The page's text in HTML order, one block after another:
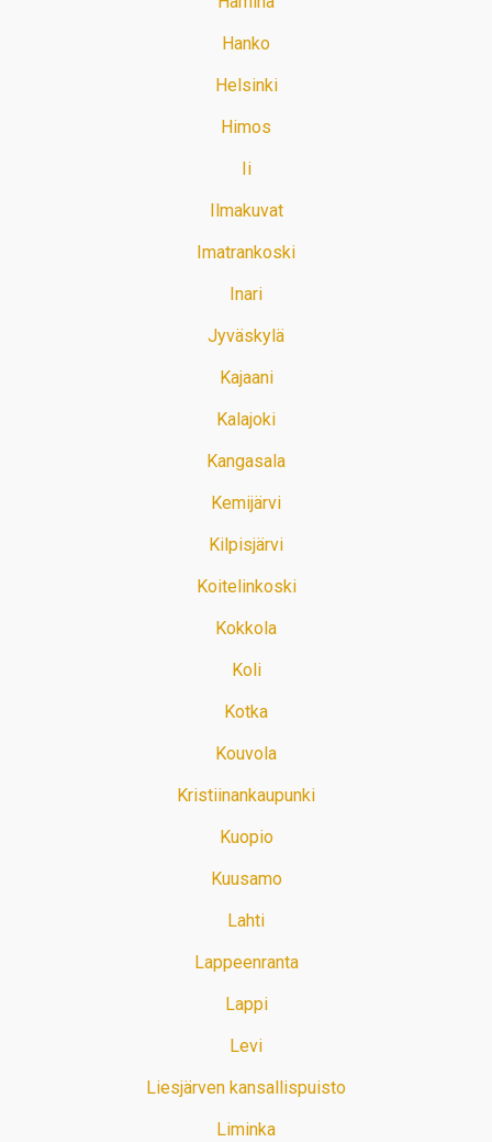
Hanko
Helsinki
Himos
Ii
Ilmakuvat
Imatrankoski
Inari
Jyväskylä
Kajaani
Kalajoki
Kangasala
Kemijärvi
Kilpisjärvi
Koitelinkoski
Kokkola
Koli
Kotka
Kouvola
Kristiinankaupunki
Kuopio
Kuusamo
Lahti
Lappeenranta
Lappi
Levi
Liesjärven kansallispuisto
Liminka